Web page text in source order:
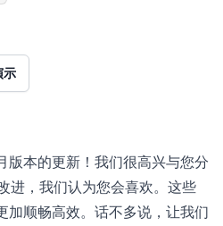
示
版本的更新！我们很高兴与您分
进，我们认为您会喜欢。这些
加顺畅高效。话不多说，让我们